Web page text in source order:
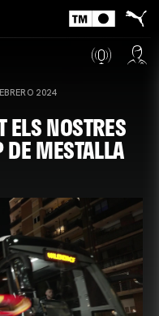
2024
NOSTRES
MESTALLA